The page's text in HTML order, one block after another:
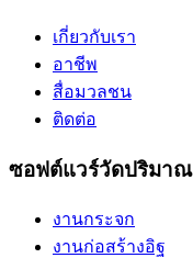
เกี่ยวกับเรา
อาชีพ
สื่อมวลชน
ติดต่อ
ซอฟต์แวร์วัดปริมาณ
งานกระจก
งานก่อสร้างอิฐ